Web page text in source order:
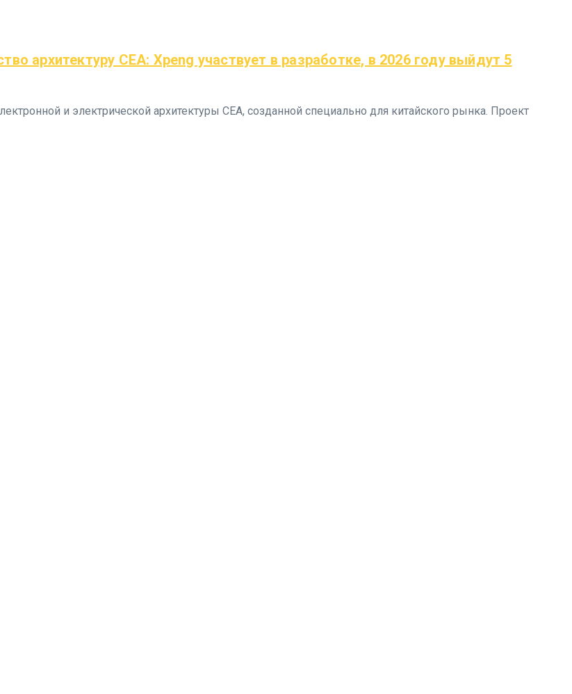
архитектуру CEA: Xpeng участвует в разработке, в 2026 году выйдут 5
и электрической архитектуры CEA, созданной специально для китайского рынка. Проект